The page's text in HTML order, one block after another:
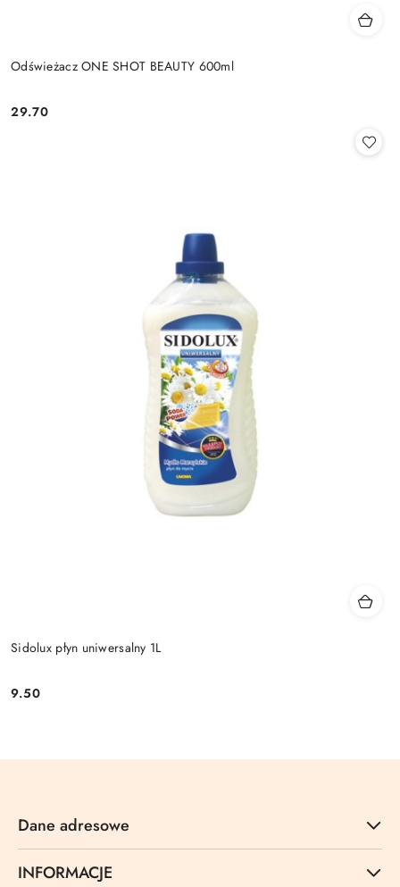
Odświeżacz ONE SHOT BEAUTY 600ml
Cena:
29.70
Sidolux płyn uniwersalny 1L
Cena:
9.50
Dane adresowe
INFORMACJE